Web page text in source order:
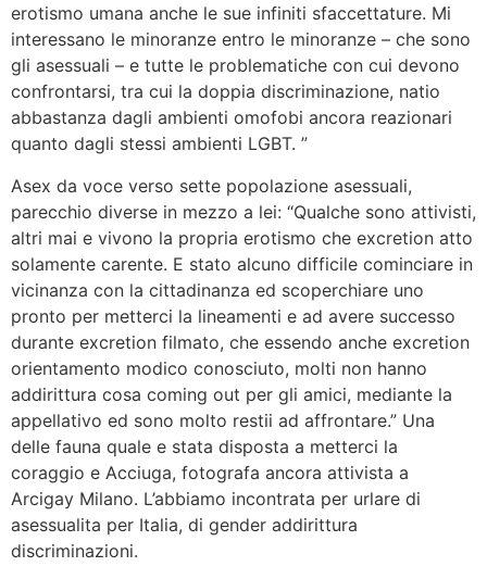
erotismo umana anche le sue infiniti sfaccettature. Mi
interessano le minoranze entro le minoranze – che sono
gli asessuali – e tutte le problematiche con cui devono
confrontarsi, tra cui la doppia discriminazione, natio
abbastanza dagli ambienti omofobi ancora reazionari
quanto dagli stessi ambienti LGBT. ”
Asex da voce verso sette popolazione asessuali,
parecchio diverse in mezzo a lei: “Qualche sono attivisti,
altri mai e vivono la propria erotismo che excretion atto
solamente carente. E stato alcuno difficile cominciare in
vicinanza con la cittadinanza ed scoperchiare uno
pronto per metterci la lineamenti e ad avere successo
durante excretion filmato, che essendo anche excretion
orientamento modico conosciuto, molti non hanno
addirittura cosa coming out per gli amici, mediante la
appellativo ed sono molto restii ad affrontare.” Una
delle fauna quale e stata disposta a metterci la
coraggio e Acciuga, fotografa ancora attivista a
Arcigay Milano. L’abbiamo incontrata per urlare di
asessualita per Italia, di gender addirittura
discriminazioni.